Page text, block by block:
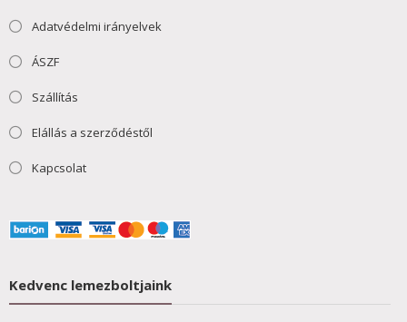
Adatvédelmi irányelvek
ÁSZF
Szállítás
Elállás a szerződéstől
Kapcsolat
Kedvenc lemezboltjaink